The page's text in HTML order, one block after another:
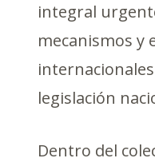
integral
mecanismos y
legislación
Dentro del